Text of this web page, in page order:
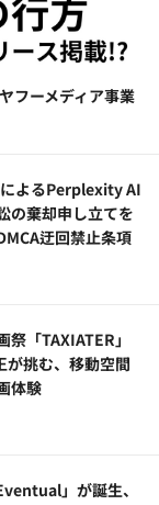
フーメディア事業
よるPerplexity AI
の棄却申し立てを
迂回禁止条項
「TAXIATER」
が挑む、移動空間
体験
」が誕生、